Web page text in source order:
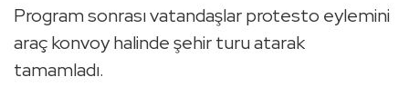
Program sonrası vatandaşlar protesto eylemini
araç konvoy halinde şehir turu atarak
tamamladı.